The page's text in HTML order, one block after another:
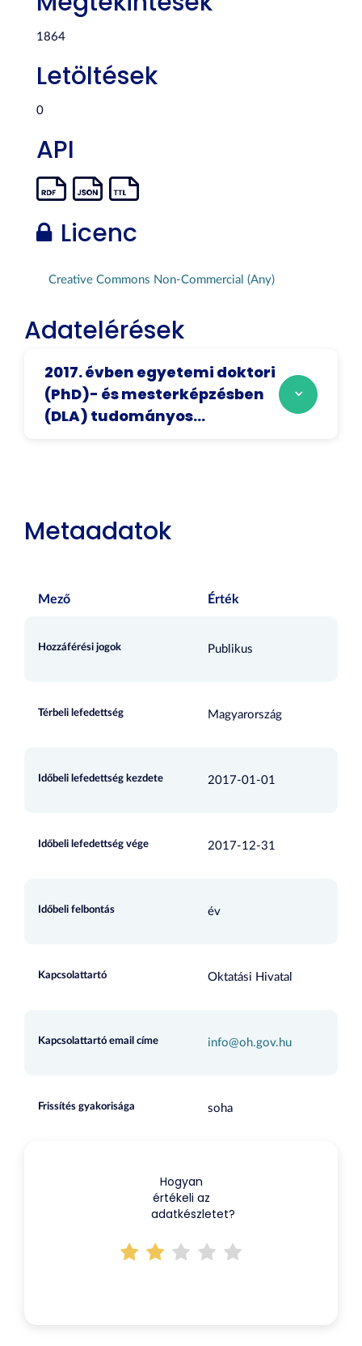
1864
Letöltések
0
API
Licenc
Creative Commons Non-Commercial (Any)
Adatelérések
2017. évben egyetemi doktori
(PhD)- és mesterképzésben
(DLA) tudományos...
Metaadatok
Mező Érték
Hozzáférési jogok Publikus
Térbeli lefedettség Magyarország
Időbeli lefedettség kezdete 2017-01-01
Időbeli lefedettség vége 2017-12-31
Időbeli felbontás év
Kapcsolattartó Oktatási Hivatal
Kapcsolattartó email címe info@oh.gov.hu
Frissítés gyakorisága soha
Hogyan
értékeli az
adatkészletet?